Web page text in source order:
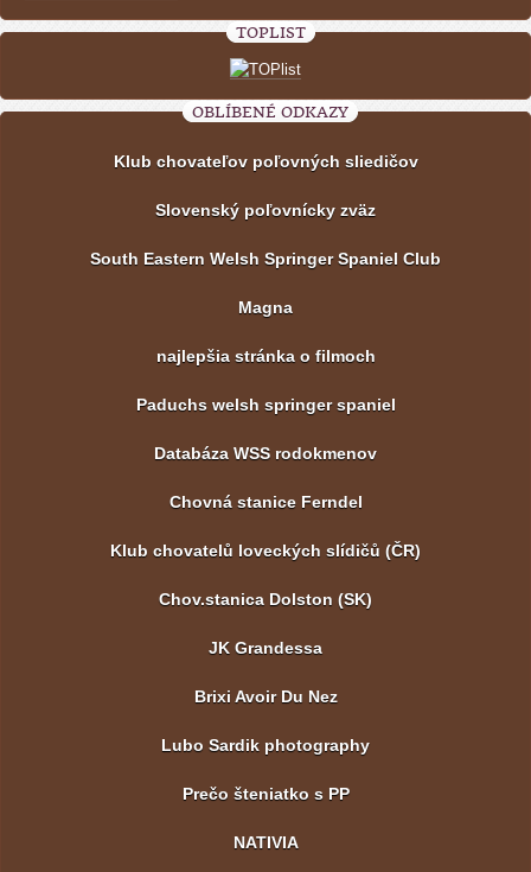
TOPLIST
OBLÍBENÉ ODKAZY
Klub chovateľov poľovných sliedičov
Slovenský poľovnícky zväz
South Eastern Welsh Springer Spaniel Club
Magna
najlepšia stránka o filmoch
Paduchs welsh springer spaniel
Databáza WSS rodokmenov
Chovná stanice Ferndel
Klub chovatelů loveckých slídičů (ČR)
Chov.stanica Dolston (SK)
JK Grandessa
Brixi Avoir Du Nez
Lubo Sardik photography
Prečo šteniatko s PP
NATIVIA